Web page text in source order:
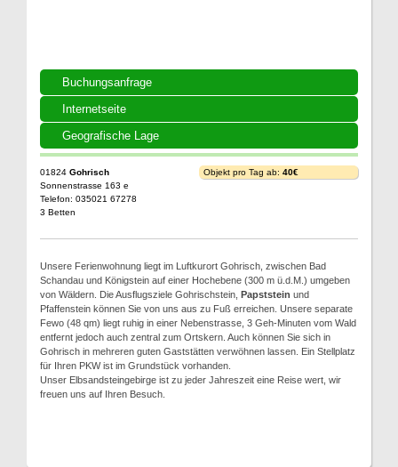
Buchungsanfrage
Internetseite
Geografische Lage
01824 Gohrisch
Sonnenstrasse 163 e
Telefon: 035021 67278
3 Betten
Objekt pro Tag ab: 40€
Unsere Ferienwohnung liegt im Luftkurort Gohrisch, zwischen Bad
Schandau und Königstein auf einer Hochebene (300 m ü.d.M.) umgeben
von Wäldern. Die Ausflugsziele Gohrischstein, Papststein und
Pfaffenstein können Sie von uns aus zu Fuß erreichen. Unsere separate
Fewo (48 qm) liegt ruhig in einer Nebenstrasse, 3 Geh-Minuten vom Wald
entfernt jedoch auch zentral zum Ortskern. Auch können Sie sich in
Gohrisch in mehreren guten Gaststätten verwöhnen lassen. Ein Stellplatz
für Ihren PKW ist im Grundstück vorhanden.
Unser Elbsandsteingebirge ist zu jeder Jahreszeit eine Reise wert, wir
freuen uns auf Ihren Besuch.